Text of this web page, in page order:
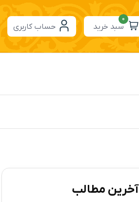
0
سبد خرید حساب کاربری
آخرین مطالب